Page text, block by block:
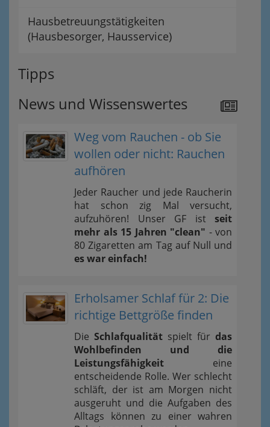
Hausbetreuungstätigkeiten
(Hausbesorger, Hausservice)
Tipps
News und Wissenswertes
Weg vom Rauchen - ob Sie
wollen oder nicht: Rauchen
aufhören
Jeder Raucher und jede Raucherin
hat schon zig Mal versucht,
aufzuhören! Unser GF ist seit
mehr als 15 Jahren "clean" - von
80 Zigaretten am Tag auf Null und
es war einfach!
Erholsamer Schlaf für 2: Die
richtige Bettgröße finden
Die Schlafqualität spielt für das
Wohlbefinden und die
Leistungsfähigkeit eine
entscheidende Rolle. Wer schlecht
schläft, der ist am Morgen nicht
ausgeruht und die Aufgaben des
Alltags können zu einer wahren